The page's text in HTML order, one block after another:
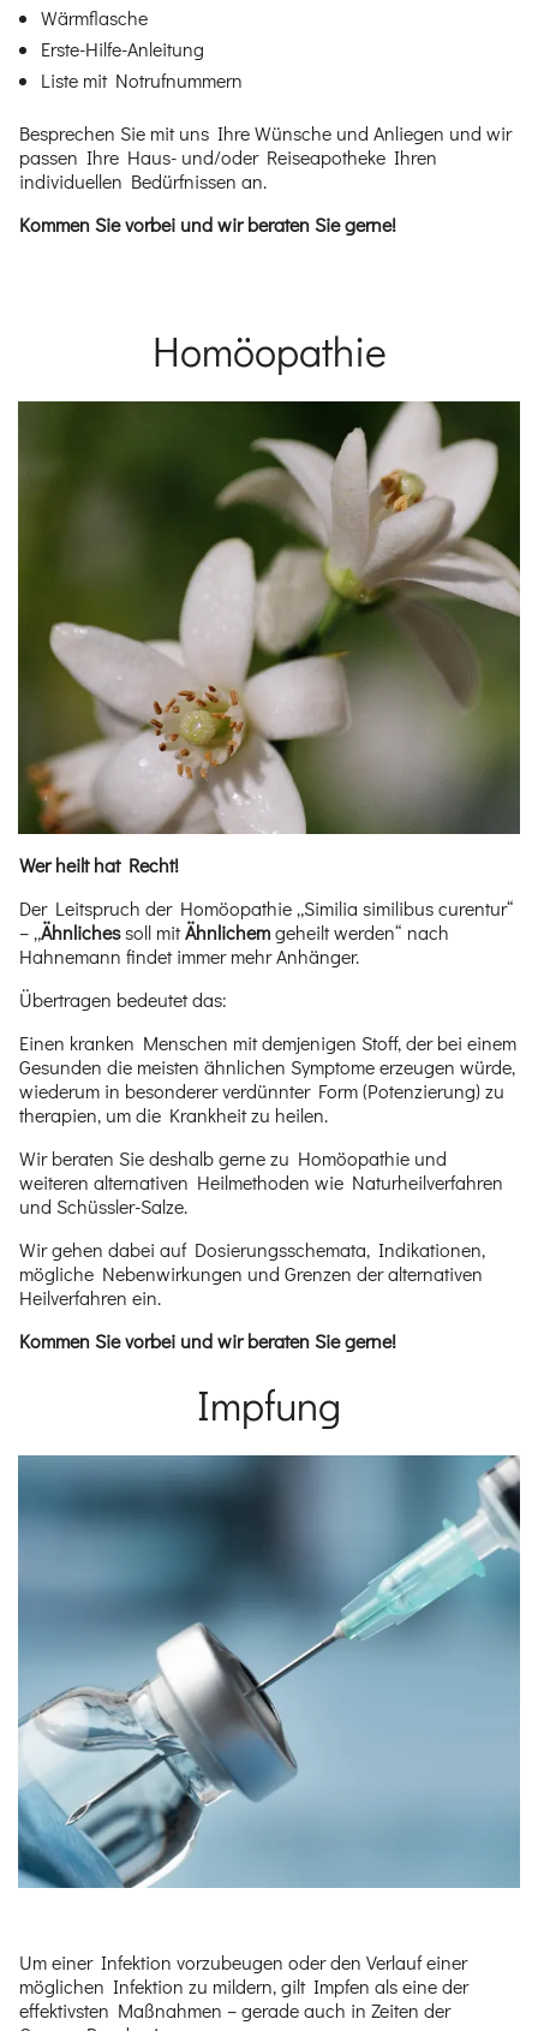
Wärmflasche
Erste-Hilfe-Anleitung
Liste mit Notrufnummern
Besprechen Sie mit uns Ihre Wünsche und Anliegen und wir
passen Ihre Haus- und/oder Reiseapotheke Ihren
individuellen Bedürfnissen an.
Kommen Sie vorbei und wir beraten Sie gerne!
Einleitung
Homöopathie
Wer heilt hat Recht!
Der Leitspruch der Homöopathie „Similia similibus curentur“
– „Ähnlichessoll mitÄhnlichemgeheilt werden“ nach
Hahnemann findet immer mehr Anhänger.
Übertragen bedeutet das:
Einen kranken Menschen mit demjenigen Stoff, der bei einem
Gesunden die meisten ähnlichen Symptome erzeugen würde,
wiederum in besonderer verdünnter Form (Potenzierung) zu
therapien, um die Krankheit zu heilen.
Wir beraten Sie deshalb gerne zu Homöopathie und
weiteren alternativen Heilmethoden wie Naturheilverfahren
und Schüssler-Salze.
Wir gehen dabei auf Dosierungsschemata, Indikationen,
mögliche Nebenwirkungen und Grenzen der alternativen
Heilverfahren ein.
Kommen Sie vorbei und wir beraten Sie gerne!
Einleitung
Impfung
Um einer Infektion vorzubeugen oder den Verlauf einer
möglichen Infektion zu mildern, gilt Impfen als eine der
effektivsten Maßnahmen – gerade auch in Zeiten der